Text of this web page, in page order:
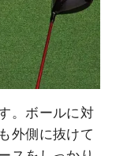
。ボールに対
外側に抜けて